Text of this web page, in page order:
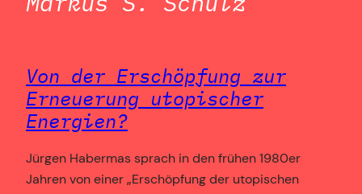
Von der Erschöpfung zur
Erneuerung utopischer
Energien?
Jürgen Habermas sprach in den frühen 1980er
Jahren von einer „Erschöpfung der utopischen